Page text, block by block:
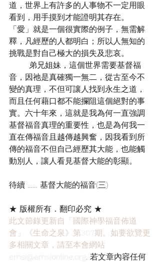
道，世界上有許多的人事物不一定用眼
看到，用手摸到才能證明其存在。
「愛」就是一個很實際的例子，無需解
釋，凡經歷的人都明白；所以人無知的
挑戰是對自己極大的損失及悲哀。
音，因祂是真確獨一無二，從古至今不
變的真理，不但可讓人找到永生之道，
而且任何藉口都不能攔阻這個絕對的事
實。六十年來，這就是我為何一直強調
基督福音真理的重要性，也是為何我一
直在傳福音且越傳越興奮，因我看到所
傳的福音不但自己經歷其大能，也能觸
動別人，讓人看見基督大能的彰顯。
待續 …… 基督大能的福音(三)
★ 版權所有．翻印必究 ★
此文節錄更新自「國際神學福音佈道
會」《生命之泉》第307期。如要欲覽更
多相關文章，請至本會網站
emsi@emsionline.org. 若文章內容任何